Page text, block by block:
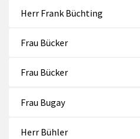
Herr Frank Büchting
Frau Bücker
Frau Bücker
Frau Bugay
Herr Bühler